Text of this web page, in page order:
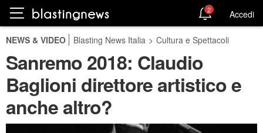
2 Accedi
NEWS & VIDEO Blasting News Italia > Cultura e Spettacoli
Sanremo 2018: Claudio
Baglioni direttore artistico e
anche altro?